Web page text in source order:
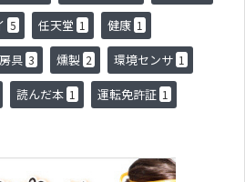
5 任天堂 1 健康 1
具 3 燻製 2 環境センサ 1
読んだ本 1 運転免許証 1